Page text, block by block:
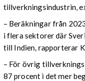
tillverkningsindustrin,
– Beräkningar från
i flera sektorer där
till Indien, rapporterar
– För övrig
87 procent i det mer